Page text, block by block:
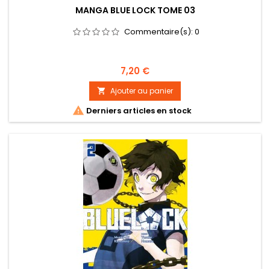
MANGA BLUE LOCK TOME 03
Commentaire(s): 0
Prix
7,20 €
 Ajouter au panier
 Derniers articles en stock